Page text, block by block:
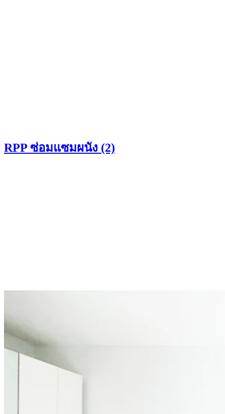
RPP ซ่อมแซมผนัง (2)